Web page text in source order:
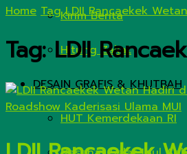
Kirim Berita
Hitung Zakat
DESAIN GRAFIS & KHUTBAH
HUT Kemerdekaan RI
Home Tag LDII Rancaekek Wetan
Tag:LDII